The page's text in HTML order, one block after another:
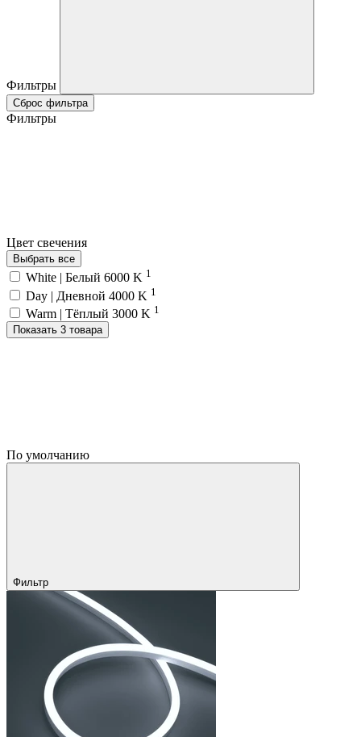
Фильтры
Сброс фильтра
Фильтры
Цвет свечения
Выбрать все
White | Белый 6000 K 1
Day | Дневной 4000 K 1
Warm | Тёплый 3000 K 1
Показать 3 товара
По умолчанию
Фильтр